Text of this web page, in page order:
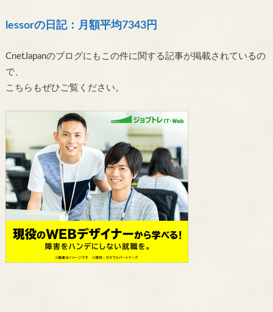
lessorの日記：月額平均7343円
CnetJapanのブログにもこの件に関する記事が掲載されているの
で、
こちらもぜひご覧ください。